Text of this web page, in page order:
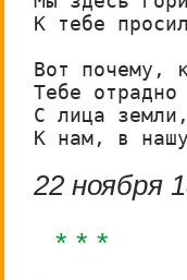
К тебе
Вот почему,
Тебе
С лица
К нам, в
22 ноября
* * *